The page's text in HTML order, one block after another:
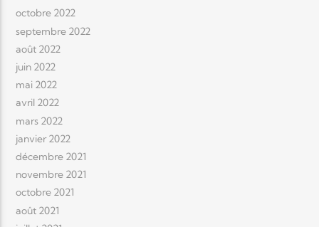
octobre 2022
septembre 2022
août 2022
juin 2022
mai 2022
avril 2022
mars 2022
janvier 2022
décembre 2021
novembre 2021
octobre 2021
août 2021